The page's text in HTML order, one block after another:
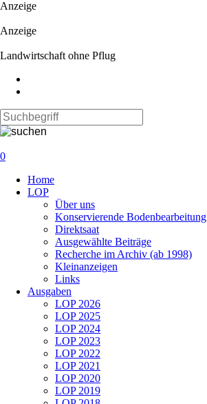
Anzeige
Anzeige
Landwirtschaft ohne Pflug
0
überspringen
Home
LOP
Über uns
Konservierende Bodenbearbeitung
Direktsaat
Ausgewählte Beiträge
Recherche im Archiv (ab 1998)
Kleinanzeigen
Links
Ausgaben
LOP 2026
LOP 2025
LOP 2024
LOP 2023
LOP 2022
LOP 2021
LOP 2020
LOP 2019